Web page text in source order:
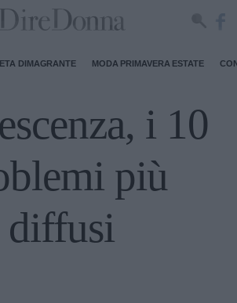
DIMAGRANTE MODA PRIMAVERA ESTATE
i 10
più
diffusi